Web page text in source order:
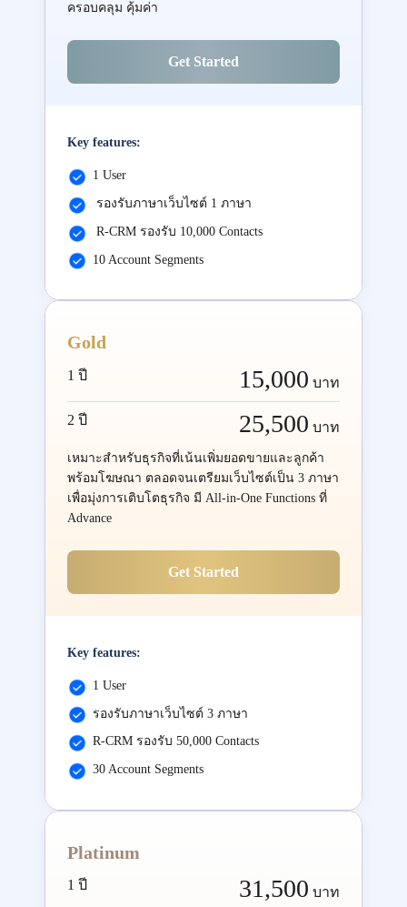
ครอบคลุม คุ้มค่า
Get Started
Key features:
1 User
รองรับภาษาเว็บไซต์ 1 ภาษา
R-CRM รองรับ 10,000 Contacts
10 Account Segments
Gold
1 ปี 15,000 บาท
2 ปี 25,500 บาท
เหมาะสำหรับธุรกิจที่เน้นเพิ่มยอดขายและลูกค้า
พร้อมโฆษณา ตลอดจนเตรียมเว็บไซต์เป็น 3 ภาษา
เพื่อมุ่งการเติบโตธุรกิจ มี All-in-One Functions ที่
Advance
Get Started
Key features:
1 User
รองรับภาษาเว็บไซต์ 3 ภาษา
R-CRM รองรับ 50,000 Contacts
30 Account Segments
Platinum
1 ปี 31,500 บาท